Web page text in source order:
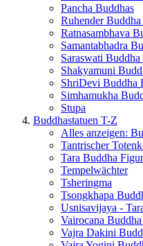
Pancha Buddhas
Ruhender
Ratnasambhava
Samantabhadra
Saraswati
Shakyamuni
ShriDevi Buddha
Simhamukha
Stupa
Buddhastatuen T-Z
Alles anzeigen:
Tantrischer
Tara Buddha
Tempelwächter
Tsheringma
Tsongkhapa
Usnisavijaya -
Vairocana
Vajra Dakini